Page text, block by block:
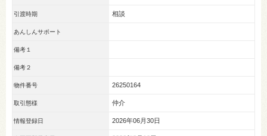
引渡時期 相談
あんしんサポート
備考１
備考２
物件番号 26250164
取引態様 仲介
情報登録日 2026年06月30日